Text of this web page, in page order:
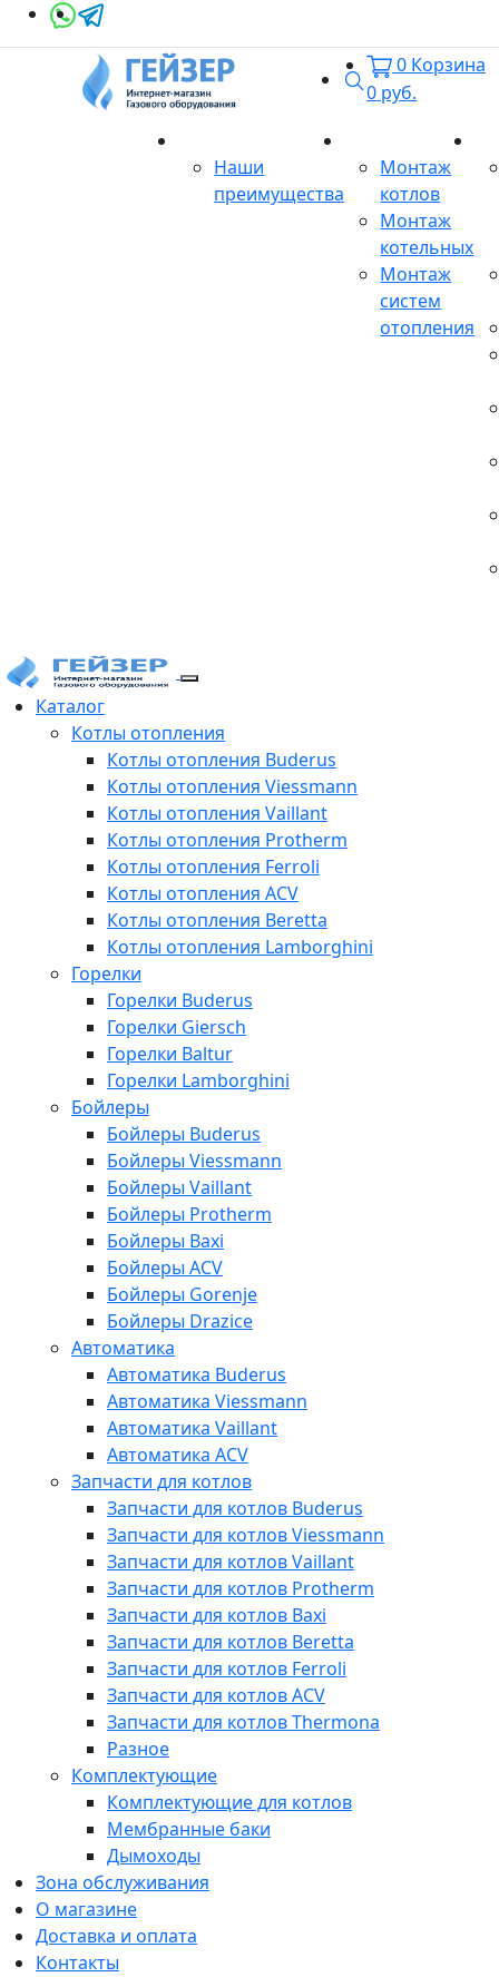
Поиск
0 Корзина
0 руб.
Наши
преимущества
Монтаж
котлов
Монтаж
котельных
Монтаж
систем
отопления
Каталог
Котлы отопления
Котлы отопления Buderus
Котлы отопления Viessmann
Котлы отопления Vaillant
Котлы отопления Protherm
Котлы отопления Ferroli
Котлы отопления ACV
Котлы отопления Beretta
Котлы отопления Lamborghini
Горелки
Горелки Buderus
Горелки Giersch
Горелки Baltur
Горелки Lamborghini
Бойлеры
Бойлеры Buderus
Бойлеры Viessmann
Бойлеры Vaillant
Бойлеры Protherm
Бойлеры Baxi
Бойлеры ACV
Бойлеры Gorenje
Бойлеры Drazice
Автоматика
Автоматика Buderus
Автоматика Viessmann
Автоматика Vaillant
Автоматика ACV
Запчасти для котлов
Запчасти для котлов Buderus
Запчасти для котлов Viessmann
Запчасти для котлов Vaillant
Запчасти для котлов Protherm
Запчасти для котлов Baxi
Запчасти для котлов Beretta
Запчасти для котлов Ferroli
Запчасти для котлов ACV
Запчасти для котлов Thermona
Разное
Комплектующие
Комплектующие для котлов
Мембранные баки
Дымоходы
Зона обслуживания
О магазине
Доставка и оплата
Контакты